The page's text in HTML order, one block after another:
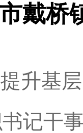
戴桥
升基
记干